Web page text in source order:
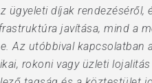
ügyeleti díjak rendezéséről,
javítása, mind a
Az utóbbival kapcsolatban
rokoni vagy üzleti